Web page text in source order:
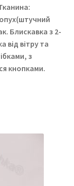
Блискавка з 2-
від вітру та
з
кнопками.